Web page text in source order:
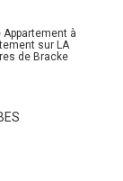
à
sur LA
de Bracke